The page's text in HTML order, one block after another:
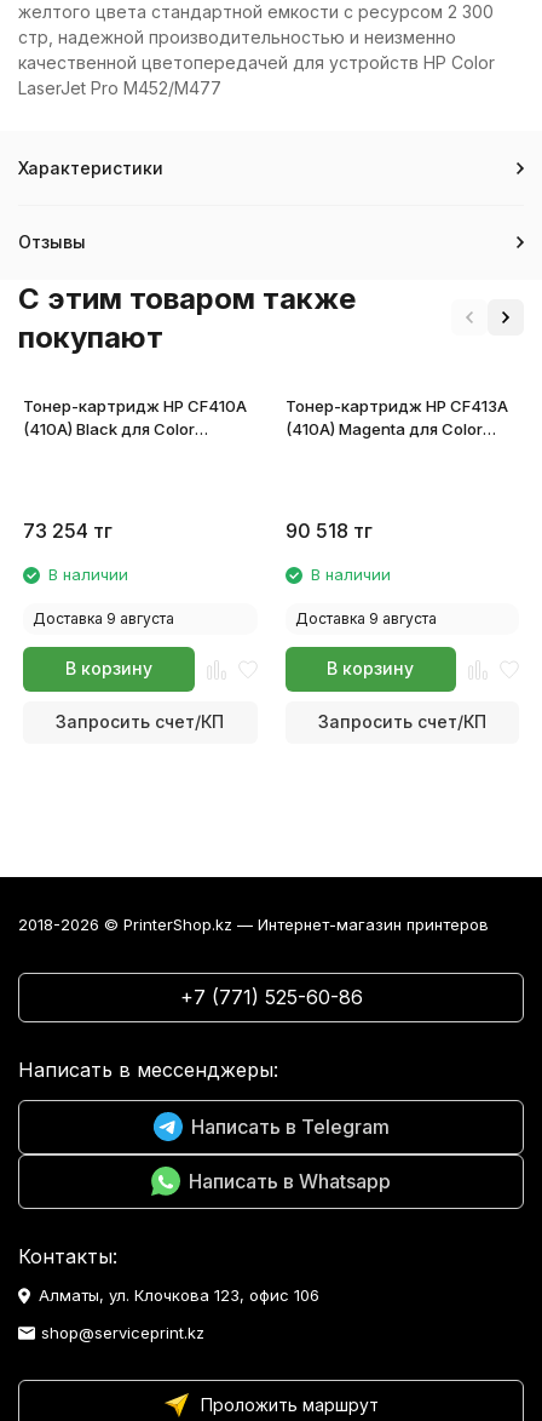
желтого цвета стандартной емкости с ресурсом 2 300
стр, надежной производительностью и неизменно
качественной цветопередачей для устройств HP Color
LaserJet Pro M452/M477
Характеристики
Отзывы
C этим товаром также
покупают
Тонер-картридж HP CF410A
(410A) Black для Color
73 254 тг
В наличии
Доставка 9 августа
В корзину
Запросить счет/КП
Тонер-картридж HP CF413A
(410A) Magenta для Color
90 518 тг
В наличии
Доставка 9 августа
В корзину
Запросить счет/КП
2018-2026 © PrinterShop.kz — Интернет-магазин принтеров
+7 (771) 525-60-86
Написать в мессенджеры:
Написать в Telegram
Написать в Whatsapp
Контакты:
Алматы, ул. Клочкова 123, офис 106
shop@serviceprint.kz
Проложить маршрут